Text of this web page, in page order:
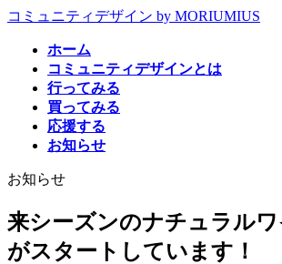
コ
プ
ナ
動
コミュニティデザイン by MORIUMIUS
ホーム
コミュニティデザインとは
行ってみる
買ってみる
応援する
お知らせ
お知らせ
来シーズンのナチュラルワ
がスタートしています！